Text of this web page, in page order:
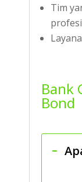
Tim
Bank
Bond